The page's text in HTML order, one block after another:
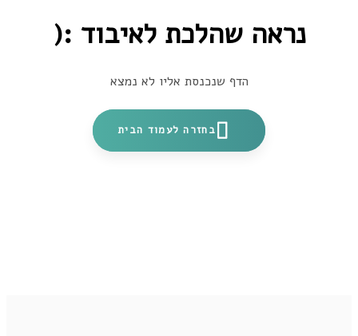
נראה שהלכת לאיבוד :(
הדף שנכנסת אליו לא נמצא
בחזרה לעמוד הבית